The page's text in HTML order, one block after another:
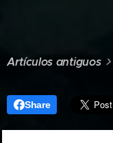
Artículos antiguos
Share